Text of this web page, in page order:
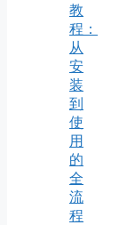
教
程：
从
安
装
到
使
用
的
全
流
程